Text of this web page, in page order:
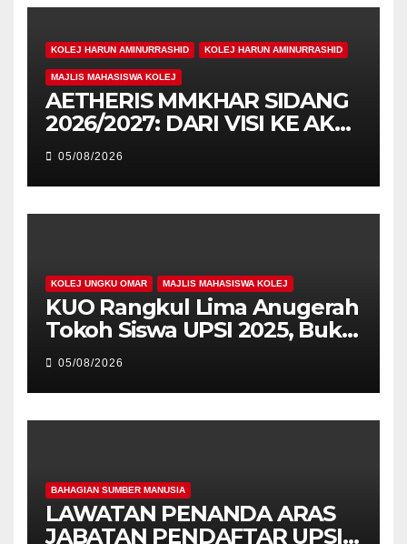
KOLEJ HARUN AMINURRASHID KOLEJ HARUN AMINURRASHID
MAJLIS MAHASISWA KOLEJ
AETHERIS MMKHAR SIDANG
2026/2027: DARI VISI KE AKSI,
MEMBINA LEGASI GENERASI
PEMIMPIN
05/08/2026
KOLEJ UNGKU OMAR MAJLIS MAHASISWA KOLEJ
KUO Rangkul Lima Anugerah
Tokoh Siswa UPSI 2025, Bukti
Kecemerlangan Mahasiswa
Holistik
05/08/2026
BAHAGIAN SUMBER MANUSIA
LAWATAN PENANDA ARAS
JABATAN PENDAFTAR UPSI